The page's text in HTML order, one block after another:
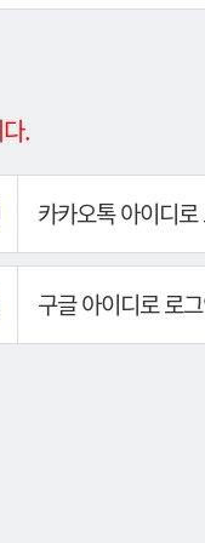
.
카카오톡 아이디로
구글 아이디로 로